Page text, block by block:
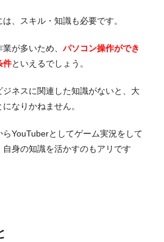
、スキル・知識も必要です。
が多いため、 パソコン操作ができ
件といえるでしょう。
ジネスに関連した知識がないと、大
なりかねません。
らYouTuberとしてゲーム実況をして
身の知識を活かすのもアリです